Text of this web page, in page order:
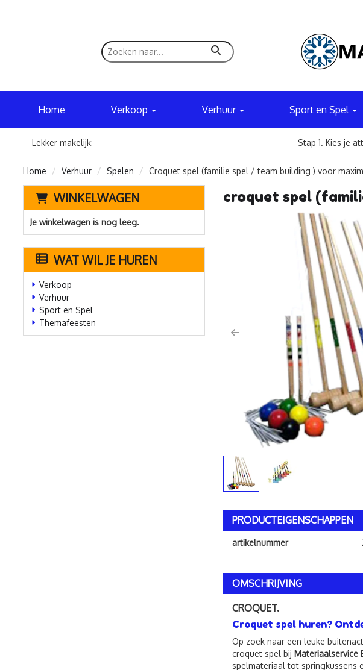
zoeken
Home Verkoop Verhuur Sport en Spel
Lekker makelijk: Stap 1. Kies je
Home Verhuur Spelen Croquet spel (familie spel / team building ) voor
WINKELWAGEN
Je winkelwagen is nog leeg.
WAT WIL JE HUREN
Verkoop
Verhuur
Sport en Spel
Themafeesten
croquet spel
Previous
PRODUCTEIGENSCHAPPEN
artikelnummer
OMSCHRIJVING
CROQUET.
Croquet spel huren?
Op zoek naar een leuke
croquet spel bij Materiaalservice
spelmateriaal tot springkussens